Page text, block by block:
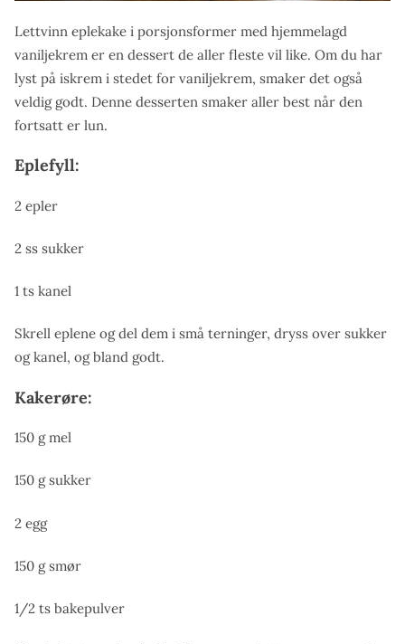
Lettvinn eplekake i porsjonsformer med hjemmelagd
vaniljekrem er en dessert de aller fleste vil like. Om du har
lyst på iskrem i stedet for vaniljekrem, smaker det også
veldig godt. Denne desserten smaker aller best når den
fortsatt er lun.
Eplefyll:
2 epler
2 ss sukker
1 ts kanel
Skrell eplene og del dem i små terninger, dryss over sukker
og kanel, og bland godt.
Kakerøre:
150 g mel
150 g sukker
2 egg
150 g smør
1/2 ts bakepulver